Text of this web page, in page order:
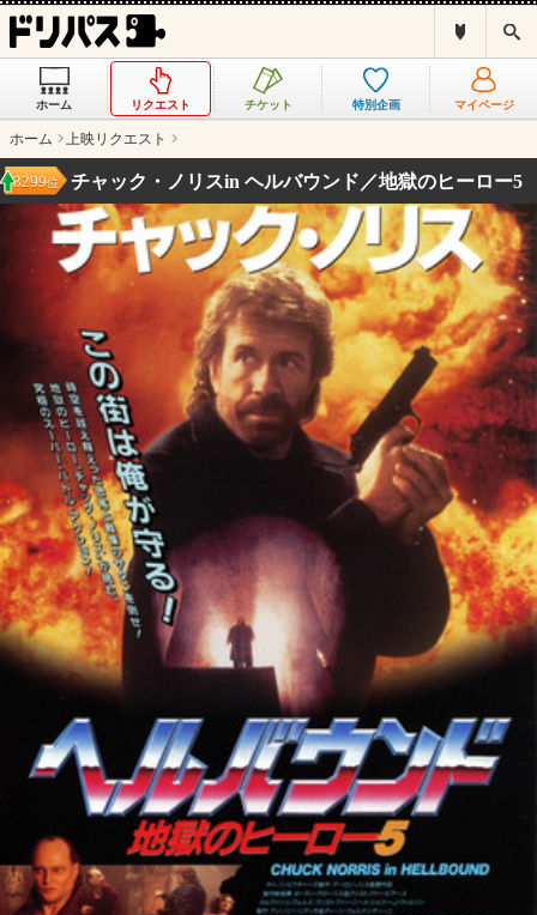
ス
ホーム リクエスト チケット 特別企画 マイページ
ホーム 上映リクエスト
チャック・ノリスin ヘルバウンド／地獄のヒーロー5
3299位